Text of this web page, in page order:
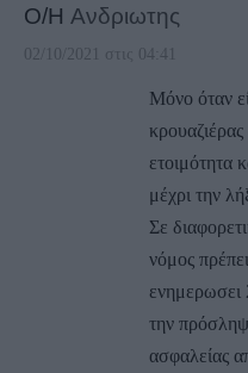
Ο/Η Ανδριωτης
02/10/2021 στις 04:41
Μόνο όταν
κρουαζιέρας
ετοιμότητα
μέχρι την
Σε
νόμος
ενημερωσει
την
ασφαλείας